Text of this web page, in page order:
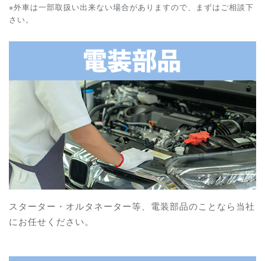
※外車は一部取扱い出来ない場合がありますので、まずはご相談下
さい。
スターター・オルタネーター等、電装部品のことなら当社
にお任せください。